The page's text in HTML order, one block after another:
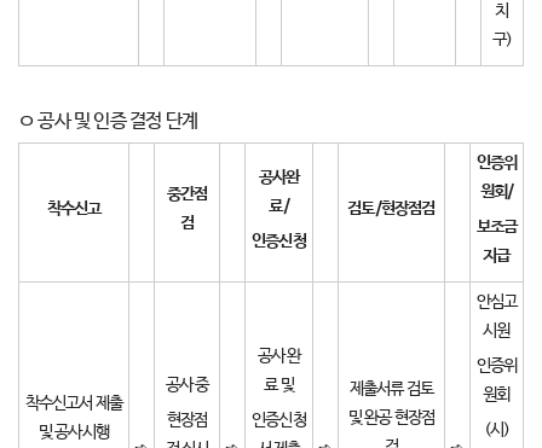
치
구)
ㅇ 공사 및 인증 결정 단계
착수신고
중간점
검
공사완
료/
인증신청
검토/현장점검
인증위
원회/
보조금
지급
착수신고서 제출
및 공사시행
공사 중
현장점
공사 완
료 및
인증신청
제출서류 검토
및 완공 현장점
안심고
시원
인증위
원회
(시)